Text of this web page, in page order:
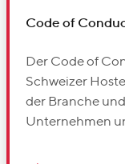
Code of
Der Code of
Schweizer
der Branche
Unternehmen